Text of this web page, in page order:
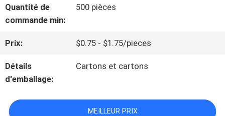
À
PROPOS
DE
Quantité de
commande min:
500 pièces
Prix: $0.75 - $1.75/pieces
Détails
d'emballage:
Cartons et cartons
MEILLEUR PRIX